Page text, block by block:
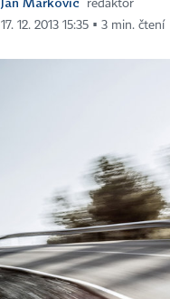
redaktor
17. 12. 2013 15:35 ▪ 3 min. čtení